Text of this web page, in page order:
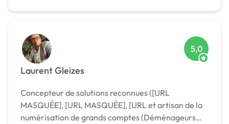
Laurent Gleizes
5,0
Concepteur de solutions reconnues ([URL
MASQUÉE], [URL MASQUÉE], [URL et artisan de la
numérisation de grands comptes (Déménageurs